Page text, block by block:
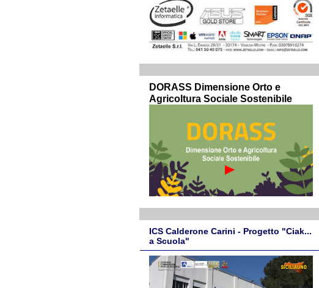
DORASS Dimensione Orto e
Agricoltura Sociale Sostenibile
ICS Calderone Carini - Progetto "Ciak...
a Scuola"